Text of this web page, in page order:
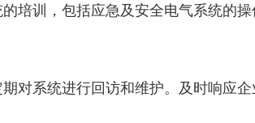
培训，包括应急及安全电气系统的
对系统进行回访和维护。及时响应